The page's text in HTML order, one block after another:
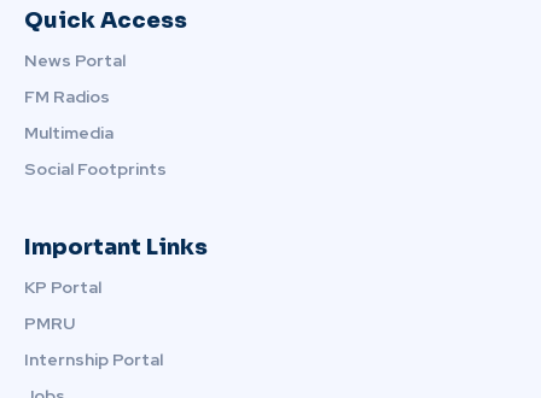
Quick Access
News Portal
FM Radios
Multimedia
Social Footprints
Important Links
KP Portal
PMRU
Internship Portal